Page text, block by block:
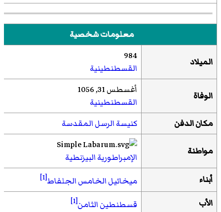
معلومات شخصية
الميلاد
984
القسطنطينية
الوفاة
أغسطس 31, 1056
القسطنطينية
مكان الدفن
كنيسة الرسل المقدسة
مواطنة
الإمبراطورية البيزنطية
أبناء
ميخائيل الخامس الجلفاط[1]
الأب قسطنطين الثامن[1]